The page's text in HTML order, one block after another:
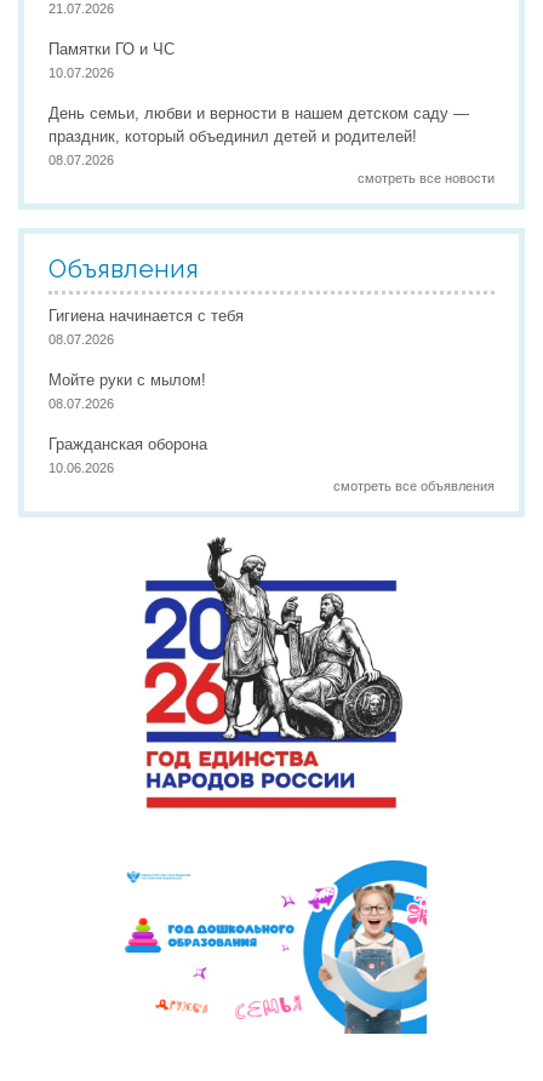
21.07.2026
Памятки ГО и ЧС
10.07.2026
День семьи, любви и верности в нашем детском саду —
праздник, который объединил детей и родителей!
08.07.2026
смотреть все новости
Объявления
Гигиена начинается с тебя
08.07.2026
Мойте руки с мылом!
08.07.2026
Гражданская оборона
10.06.2026
смотреть все объявления